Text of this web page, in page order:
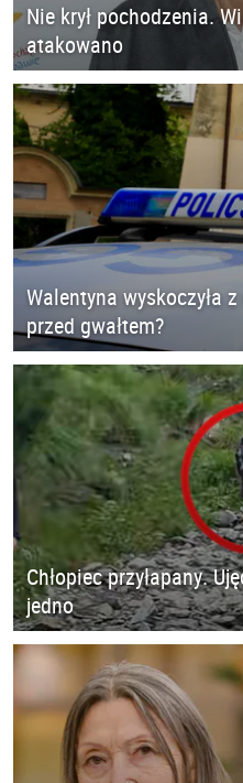
Nie krył pochodzenia.
atakowano
Walentyna wyskoczyła
przed gwałtem?
Chłopiec przyłapany.
jedno